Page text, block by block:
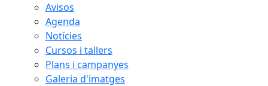
Avisos
Agenda
Notícies
Cursos i tallers
Plans i campanyes
Galeria d'imatges